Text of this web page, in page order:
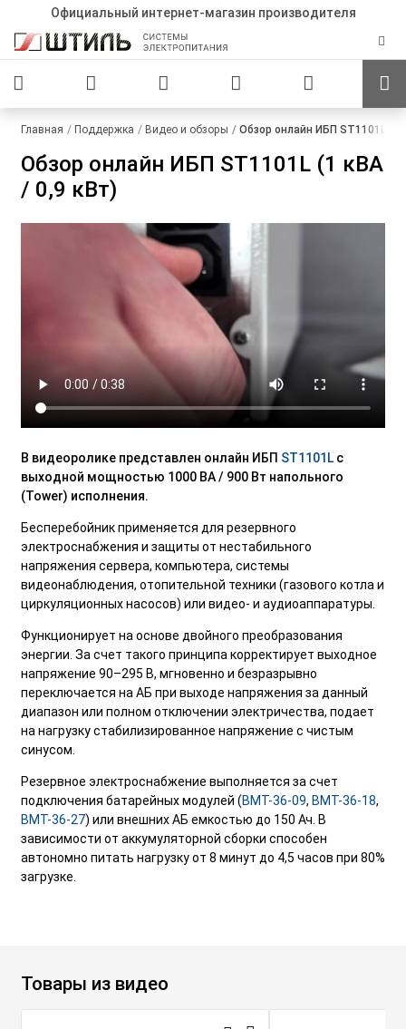
Официальный интернет-магазин производителя
Главная Поддержка Видео и обзоры Обзор онлайн ИБП ST1101L (1
Обзор онлайн ИБП ST1101L (1 кВА
/ 0,9 кВт)
В видеоролике представлен онлайн ИБП ST1101L с
выходной мощностью 1000 ВА / 900 Вт напольного
(Tower) исполнения.
Бесперебойник применяется для резервного
электроснабжения и защиты от нестабильного
напряжения сервера, компьютера, системы
видеонаблюдения, отопительной техники (газового котла и
циркуляционных насосов) или видео- и аудиоаппаратуры.
Функционирует на основе двойного преобразования
энергии. За счет такого принципа корректирует выходное
напряжение 90–295 В, мгновенно и безразрывно
переключается на АБ при выходе напряжения за данный
диапазон или полном отключении электричества, подает
на нагрузку стабилизированное напряжение с чистым
синусом.
Резервное электроснабжение выполняется за счет
подключения батарейных модулей (BMT-36-09, BMT-36-18,
BMT-36-27) или внешних АБ емкостью до 150 Ач. В
зависимости от аккумуляторной сборки способен
автономно питать нагрузку от 8 минут до 4,5 часов при 80%
загрузке.
Товары из видео